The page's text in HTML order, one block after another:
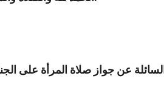
عن جواز صلاة المرأة على